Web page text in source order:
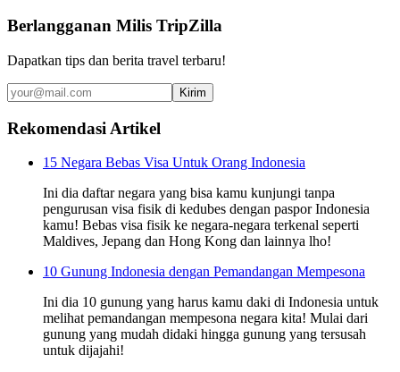
Berlangganan Milis TripZilla
Dapatkan tips dan berita travel terbaru!
Kirim
Rekomendasi Artikel
15 Negara Bebas Visa Untuk Orang Indonesia
Ini dia daftar negara yang bisa kamu kunjungi tanpa
pengurusan visa fisik di kedubes dengan paspor Indonesia
kamu! Bebas visa fisik ke negara-negara terkenal seperti
Maldives, Jepang dan Hong Kong dan lainnya lho!
10 Gunung Indonesia dengan Pemandangan Mempesona
Ini dia 10 gunung yang harus kamu daki di Indonesia untuk
melihat pemandangan mempesona negara kita! Mulai dari
gunung yang mudah didaki hingga gunung yang tersusah
untuk dijajahi!